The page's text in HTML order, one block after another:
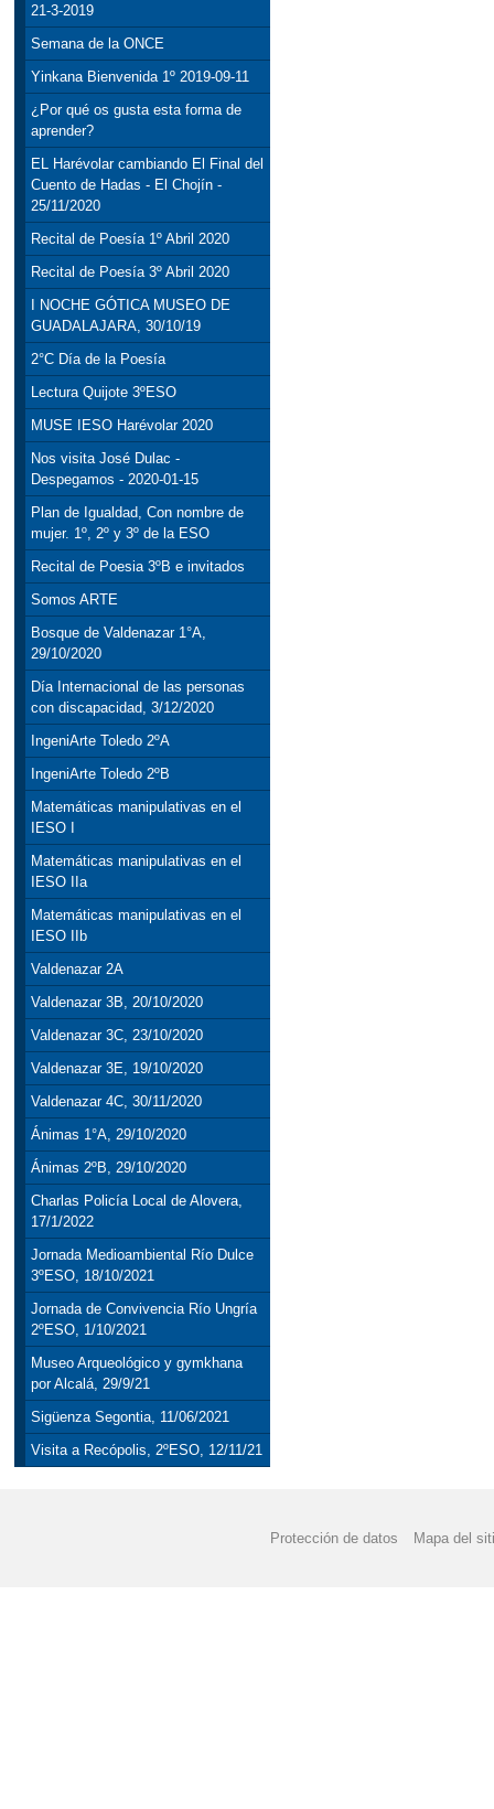
21-3-2019
Semana de la ONCE
Yinkana Bienvenida 1º 2019-09-11
¿Por qué os gusta esta forma de
aprender?
EL Harévolar cambiando El Final del
Cuento de Hadas - El Chojín -
25/11/2020
Recital de Poesía 1º Abril 2020
Recital de Poesía 3º Abril 2020
I NOCHE GÓTICA MUSEO DE
GUADALAJARA, 30/10/19
2°C Día de la Poesía
Lectura Quijote 3ºESO
MUSE IESO Harévolar 2020
Nos visita José Dulac -
Despegamos - 2020-01-15
Plan de Igualdad, Con nombre de
mujer. 1º, 2º y 3º de la ESO
Recital de Poesia 3ºB e invitados
Somos ARTE
Bosque de Valdenazar 1°A,
29/10/2020
Día Internacional de las personas
con discapacidad, 3/12/2020
IngeniArte Toledo 2ºA
IngeniArte Toledo 2ºB
Matemáticas manipulativas en el
IESO I
Matemáticas manipulativas en el
IESO IIa
Matemáticas manipulativas en el
IESO IIb
Valdenazar 2A
Valdenazar 3B, 20/10/2020
Valdenazar 3C, 23/10/2020
Valdenazar 3E, 19/10/2020
Valdenazar 4C, 30/11/2020
Ánimas 1°A, 29/10/2020
Ánimas 2ºB, 29/10/2020
Charlas Policía Local de Alovera,
17/1/2022
Jornada Medioambiental Río Dulce
3ºESO, 18/10/2021
Jornada de Convivencia Río Ungría
2ºESO, 1/10/2021
Museo Arqueológico y gymkhana
por Alcalá, 29/9/21
Sigüenza Segontia, 11/06/2021
Visita a Recópolis, 2ºESO, 12/11/21
Protección de datos Mapa del